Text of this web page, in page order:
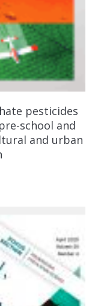
pesticides
school and
and urban